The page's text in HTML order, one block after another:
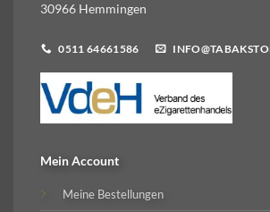
30966 Hemmingen
0511 64661586
Mein Account
Meine Bestellungen